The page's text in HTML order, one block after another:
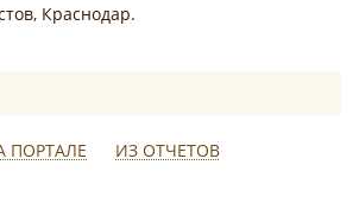
Краснодар.
Band».
ПОРТАЛЕ ИЗ ОТЧЕТОВ